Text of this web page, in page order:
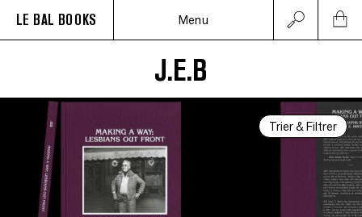
LE BAL BOOKS Menu
J.E.B
Trier & Filtrer